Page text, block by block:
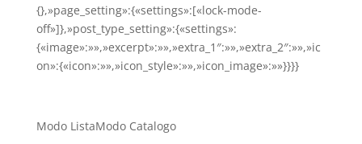
{},»page_setting»:{«settings»:[«lock-mode-
off»]},»post_type_setting»:{«settings»:
{«image»:»»,»excerpt»:»»,»extra_1″:»»,»extra_2″:»»,»ic
on»:{«icon»:»»,»icon_style»:»»,»icon_image»:»»}}}}
Modo ListaModo Catalogo